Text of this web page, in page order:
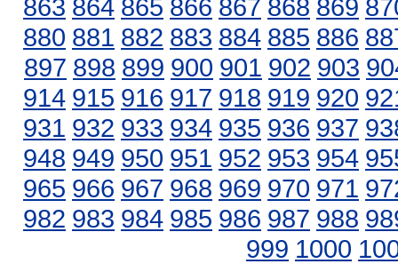
863 864 865 866 867 868 869
880 881 882 883 884 885 886
897 898 899 900 901 902 903
914 915 916 917 918 919 920
931 932 933 934 935 936 937
948 949 950 951 952 953 954
965 966 967 968 969 970 971
982 983 984 985 986 987 988
999 1000